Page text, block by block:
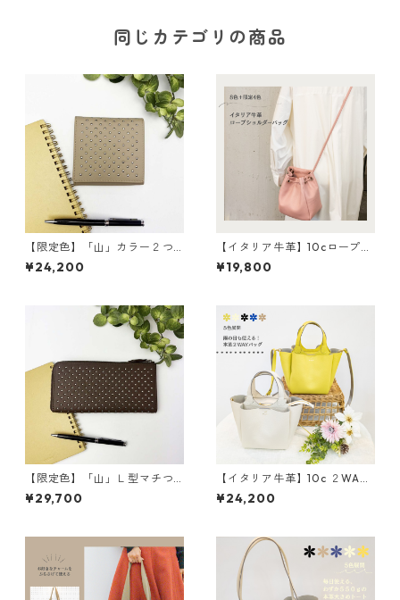
同じカテゴリの商品
【限定色】「山」カラー２つ
折り財布 <4色展開> 本革
牛革 レザーウォレット 革
¥24,200
【イタリア牛革】10cロープシ
ョルダー〈8色展開＋限定4
色〉 イタリア牛革 軽い
¥19,800
【限定色】「山」Ｌ型マチつ
き長財布<４色展開> 本革
レザーウォレット 革小物
¥29,700
【イタリア牛革】10c ２WAY
３部屋ショルダートートバッ
グ〈5色展開〉 イタリアンレ
¥24,200